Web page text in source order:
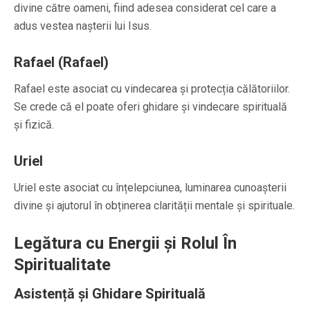
divine către oameni, fiind adesea considerat cel care a
adus vestea nașterii lui Isus.
Rafael (Rafael)
Rafael este asociat cu vindecarea și protecția călătoriilor.
Se crede că el poate oferi ghidare și vindecare spirituală
și fizică.
Uriel
Uriel este asociat cu înțelepciunea, luminarea cunoașterii
divine și ajutorul în obținerea clarității mentale și spirituale.
Legătura cu Energii și Rolul În
Spiritualitate
Asistență și Ghidare Spirituală